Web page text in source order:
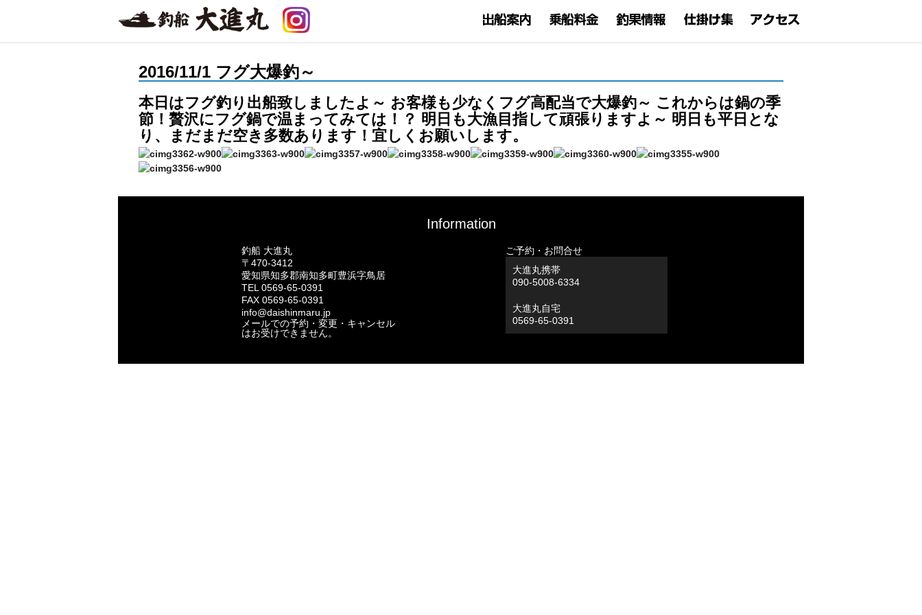
2016/11/1 フグ大爆釣～
本日はフグ釣り出船致しましたよ～ お客様も少なくフグ高配当で大爆釣～ これからは鍋の季
節！贅沢にフグ鍋で温まってみては！？ 明日も大漁目指して頑張りますよ～ 明日も平日とな
り、まだまだ空き多数あります！宜しくお願いします。
Information
釣船 大進丸
〒470-3412
愛知県知多郡南知多町豊浜字鳥居
TEL 0569-65-0391
FAX 0569-65-0391
info@daishinmaru.jp
メールでの予約・変更・キャンセル
はお受けできません。
ご予約・お問合せ
大進丸携帯
090-5008-6334
大進丸自宅
0569-65-0391